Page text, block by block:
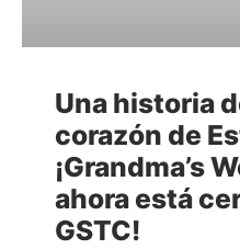
Una historia
corazón de
¡Grandma’s
ahora está
GSTC!